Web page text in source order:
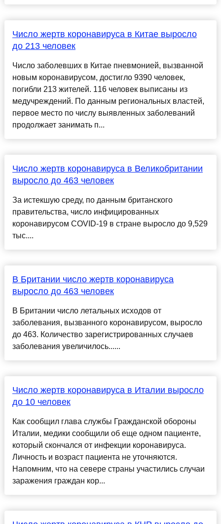
Число жертв коронавируса в Китае выросло
до 213 человек
Число заболевших в Китае пневмонией, вызванной
новым коронавирусом, достигло 9390 человек,
погибли 213 жителей. 116 человек выписаны из
медучреждений. По данным региональных властей,
первое место по числу выявленных заболеваний
продолжает занимать п...
Число жертв коронавируса в Великобритании
выросло до 463 человек
За истекшую среду, по данным британского
правительства, число инфицированных
коронавирусом COVID-19 в стране выросло до 9,529
тыс....
В Британии число жертв коронавируса
выросло до 463 человек
В Британии число летальных исходов от
заболевания, вызванного коронавирусом, выросло
до 463. Количество зарегистрированных случаев
заболевания увеличилось......
Число жертв коронавируса в Италии выросло
до 10 человек
Как сообщил глава службы Гражданской обороны
Италии, медики сообщили об еще одном пациенте,
который скончался от инфекции коронавируса.
Личность и возраст пациента не уточняются.
Напомним, что на севере страны участились случаи
заражения граждан кор...